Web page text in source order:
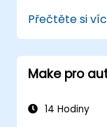
Přečtěte si
Make pro
14 Hodiny